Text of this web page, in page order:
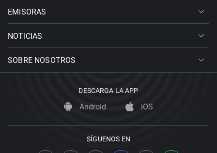
EMISORAS
NOTICIAS
SOBRE NOSOTROS
DESCARGA LA APP
Android iOS
SÍGUENOS EN